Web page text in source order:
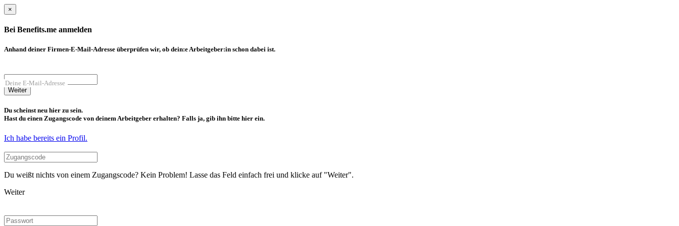
×
Bei Benefits.me anmelden
Anhand deiner Firmen-E-Mail-Adresse überprüfen wir, ob dein:e Arbeitgeber:in schon dabei ist.
Deine E-Mail-Adresse
Weiter
Du scheinst neu hier zu sein.
Hast du einen Zugangscode von deinem Arbeitgeber erhalten? Falls ja, gib ihn bitte hier ein.
Ich habe bereits ein Profil.
Du weißt nichts von einem Zugangscode? Kein Problem! Lasse das Feld einfach frei und klicke auf "Weiter".
Weiter